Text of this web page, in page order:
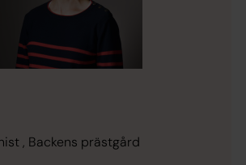
, Backens prästgård